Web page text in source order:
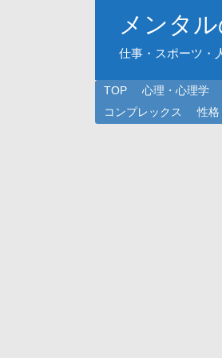
メンタ
仕事・スポーツ・
TOP 心理・心理学
コンプレックス
性